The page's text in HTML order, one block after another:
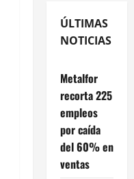
ÚLTIMAS
NOTICIAS
Metalfor
recorta 225
empleos
por caída
del 60% en
ventas